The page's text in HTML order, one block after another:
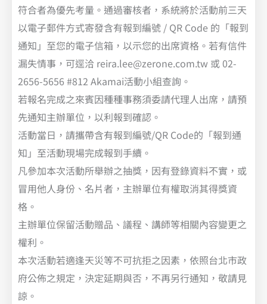
符合者為優先考量。通過審核者，系統將於活動前三天
以電子郵件方式寄發含有報到編號 / QR Code 的「報到
通知」至您的電子信箱，以示您的出席資格。若有信件
漏失情事，可逕洽 reira.lee@zerone.com.tw 或 02-
2656-5656 #812 Akamai活動小組查詢。
若報名完成之來賓因種種事務須委請代理人出席，請預
先通知主辦單位，以利報到確認。
活動當日，請攜帶含有報到編號/QR Code的「報到通
知」至活動現場完成報到手續。
凡參加本次活動所舉辦之抽獎，因有登錄資料不實，或
冒用他人身份、名片者，主辦單位有權取消其得獎資
格。
主辦單位保留活動贈品、議程、講師等相關內容變更之
權利。
本次活動若適逢天災等不可抗拒之因素，依照台北市政
府公佈之規定，決定延期與否，不再另行通知，敬請見
諒。